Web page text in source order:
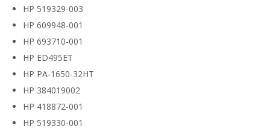
HP 519329-003
HP 609948-001
HP 693710-001
HP ED495ET
HP PA-1650-32HT
HP 384019002
HP 418872-001
HP 519330-001